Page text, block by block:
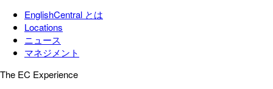
EnglishCentral とは
Locations
ニュース
マネジメント
The EC Experience